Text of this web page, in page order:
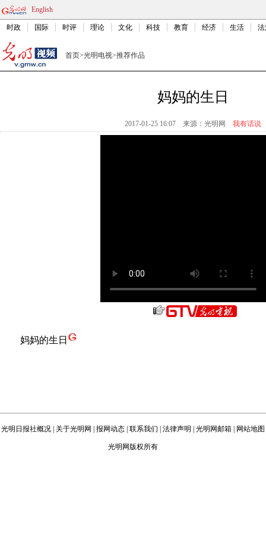
English
时政 国际 时评 理论 文化 科技 教育 经济 生活
首页>光明电视>推荐作品
妈妈的生日
2017-01-25 16:07 来源： 光明网 我有话说
妈妈的生日
光明日报社概况 关于光明网 报网动态 联系我们 法律声明 光明网邮箱 网站地图
光明网版权所有